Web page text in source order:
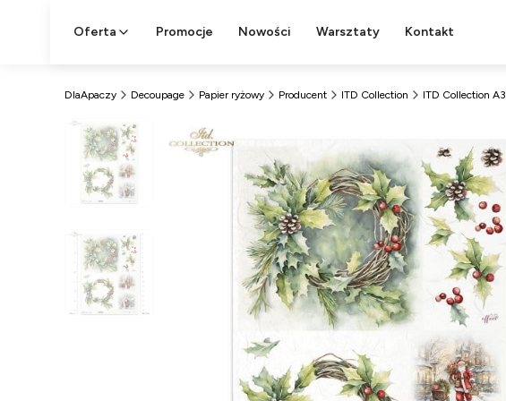
Oferta Promocje Nowości Warsztaty Kontakt
DlaApaczy Decoupage Papier ryżowy Producent ITD Collection ITD Collection A3